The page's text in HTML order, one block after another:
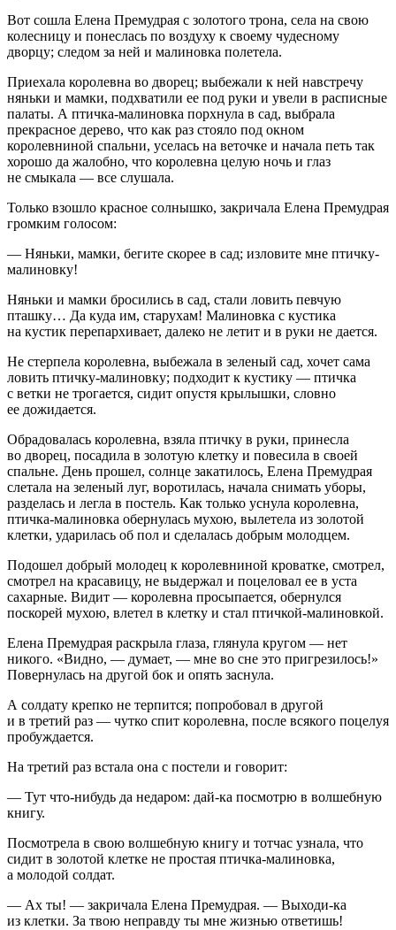
Вот сошла Елена Премудрая с золотого трона, села на свою
колесницу и понеслась по воздуху к своему чудесному
дворцу; следом за ней и малиновка полетела.
Приехала королевна во дворец; выбежали к ней навстречу
няньки и мамки, подхватили ее под руки и увели в расписные
палаты. А птичка-малиновка порхнула в сад, выбрала
прекрасное дерево, что как раз стояло под окном
королевниной спальни, уселась на веточке и начала петь так
хорошо да жалобно, что королевна целую ночь и глаз
не смыкала — все слушала.
Только взошло красное солнышко, закричала Елена Премудрая
громким голосом:
— Няньки, мамки, бегите скорее в сад; изловите мне птичку-
малиновку!
Няньки и мамки бросились в сад, стали ловить певчую
пташку… Да куда им, старухам! Малиновка с кустика
на кустик перепархивает, далеко не летит и в руки не дается.
Не стерпела королевна, выбежала в зеленый сад, хочет сама
ловить птичку-малиновку; подходит к кустику — птичка
с ветки не трогается, сидит опустя крылышки, словно
ее дожидается.
Обрадовалась королевна, взяла птичку в руки, принесла
во дворец, посадила в золотую клетку и повесила в своей
спальне. День прошел, солнце закатилось, Елена Премудрая
слетала на зеленый луг, воротилась, начала снимать уборы,
разделась и легла в постель. Как только уснула королевна,
птичка-малиновка обернулась мухою, вылетела из золотой
клетки, ударилась об пол и сделалась добрым молодцем.
Подошел добрый молодец к королевниной кроватке, смотрел,
смотрел на красавицу, не выдержал и поцеловал ее в уста
сахарные. Видит — королевна просыпается, обернулся
поскорей мухою, влетел в клетку и стал птичкой-малиновкой.
Елена Премудрая раскрыла глаза, глянула кругом — нет
никого. «Видно, — думает, — мне во сне это пригрезилось!»
Повернулась на другой бок и опять заснула.
А солдату крепко не терпится; попробовал в другой
и в третий раз — чутко спит королевна, после всякого поцелуя
пробуждается.
На третий раз встала она с постели и говорит:
— Тут что-нибудь да недаром: дай-ка посмотрю в волшебную
книгу.
Посмотрела в свою волшебную книгу и тотчас узнала, что
сидит в золотой клетке не простая птичка-малиновка,
а молодой солдат.
— Ах ты! — закричала Елена Премудрая. — Выходи-ка
из клетки. За твою неправду ты мне жизнью ответишь!